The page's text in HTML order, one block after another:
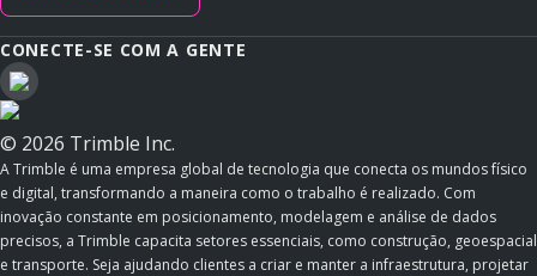
CONECTE-SE COM A GENTE
© 2026 Trimble Inc.
A Trimble é uma empresa global de tecnologia que conecta os mundos físico
e digital, transformando a maneira como o trabalho é realizado. Com
inovação constante em posicionamento, modelagem e análise de dados
precisos, a Trimble capacita setores essenciais, como construção, geoespacial
e transporte. Seja ajudando clientes a criar e manter a infraestrutura, projetar